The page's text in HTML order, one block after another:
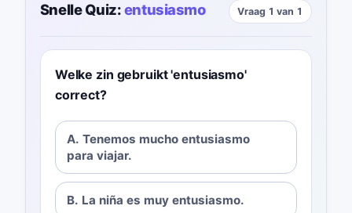
Snelle Quiz:entusiasmo Vraag 1 van 1
Welke zin gebruikt 'entusiasmo'
correct?
A. Tenemos mucho entusiasmo
para viajar.
B. La niña es muy entusiasmo.